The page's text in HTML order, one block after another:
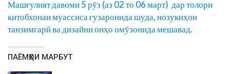
Машғулият давоми 5 рӯз (аз 02 то 06 март) дар толори
китобхонаи муассиса гузаронида шуда, нозукиҳои
танзимгарӣ ва дизайни онҳо омӯзонида мешавад.
ПАЁМҲОИ МАРБУТ